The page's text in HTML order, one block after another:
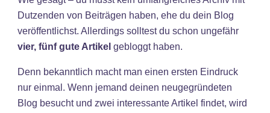
Dutzenden von Beiträgen haben, ehe du dein Blog
veröffentlichst. Allerdings solltest du schon ungefähr
vier, fünf gute Artikel gebloggt haben.
Denn bekanntlich macht man einen ersten Eindruck
nur einmal. Wenn jemand deinen neugegründeten
Blog besucht und zwei interessante Artikel findet, wird